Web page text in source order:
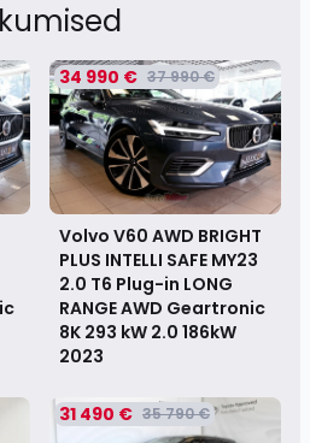
34 990 € 37 990 €
Volvo V60 AWD BRIGHT
PLUS INTELLI SAFE MY23
2.0 T6 Plug-in LONG
RANGE AWD Geartronic
8K 293 kW 2.0 186kW
2023
31 490 € 35 790 €